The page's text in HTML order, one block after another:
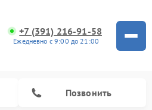
+7 (391) 216-91-58
Ежедневно с 9:00 до 21:00
Позвонить